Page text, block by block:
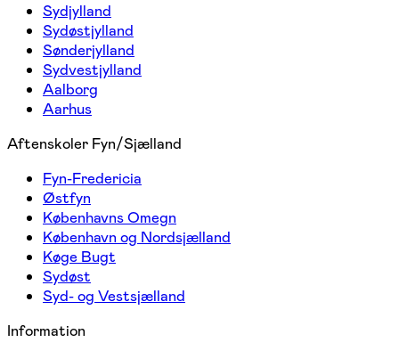
Sydjylland
Sydøstjylland
Sønderjylland
Sydvestjylland
Aalborg
Aarhus
Aftenskoler Fyn/Sjælland
Fyn-Fredericia
Østfyn
Københavns Omegn
København og Nordsjælland
Køge Bugt
Sydøst
Syd- og Vestsjælland
Information